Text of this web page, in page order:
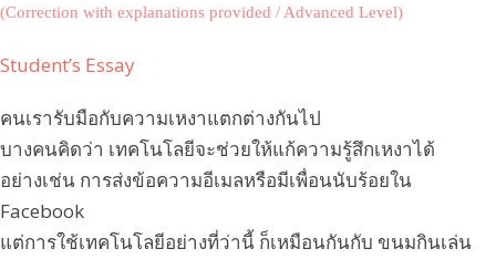
(Correction with explanations provided / Advanced Level)
Student’s Essay
คนเรารับมือกับความเหงาแตกต่างกันไป
บางคนคิดว่า เทคโนโลยีจะช่วยให้แก้ความรู้สึกเหงาได้
อย่างเช่น การส่งข้อความอีเมลหรือมีเพื่อนนับร้อยใน
Facebook
แต่การใช้เทคโนโลยีอย่างที่ว่านี้ ก็เหมือนกันกับ ขนมกินเล่น